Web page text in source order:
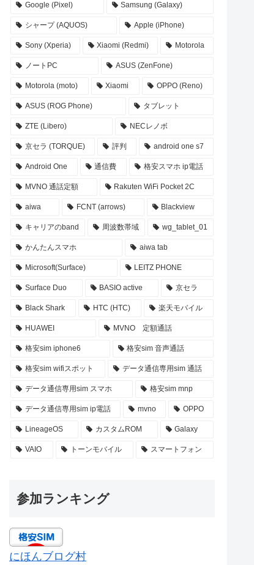
Google (Pixel) Samsung (Galaxy)
シャープ (AQUOS) Apple (iPhone)
Sony (Xperia) Xiaomi (Redmi) Motorola
ノートPC ASUS (ZenFone)
Motorola (moto) Xiaomi OPPO (Reno)
ASUS (ROG Phone) タブレット
ZTE (Libero) NECレノボ
京セラ (TORQUE) 評判 android one s7
Android One 通信費 格安スマホ ip電話
MVNO 通話定額 Rakuten WiFi Pocket 2C
aiwa FCNT (arrows) Blackview
キャリアのband 周波数帯域 wg_tablet_01
かんたんスマホ aiwa tab
Microsoft(Surface) LEITZ PHONE
Surface Duo BASIO active 京セラ
Black Shark HTC (HTC) 楽天モバイル
HUAWEI MVNO 定額通話
格安sim iphone6 格安sim 音声通話
格安sim wifiスポット データ通信専用sim 通話
データ通信専用sim スマホ 格安sim mnp
データ通信専用sim ip電話 mvno OPPO
LineageOS カスタムROM Galaxy
VAIO トーンモバイル スマートフォン
参加ランキング
にほんブログ村